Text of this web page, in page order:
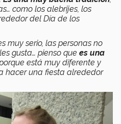
como los alebrijes, los
del Día de los
muy serio, las personas no
gusta… pienso que es una
está muy diferente y
hacer una fiesta alrededor